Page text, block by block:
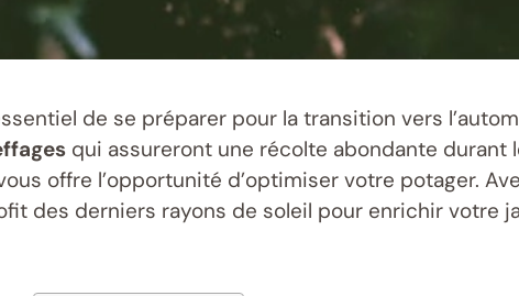
de se préparer pour la transition vers
qui assureront une récolte abondante durant
offre l’opportunité d’optimiser votre potager.
des derniers rayons de soleil pour enrichir votre